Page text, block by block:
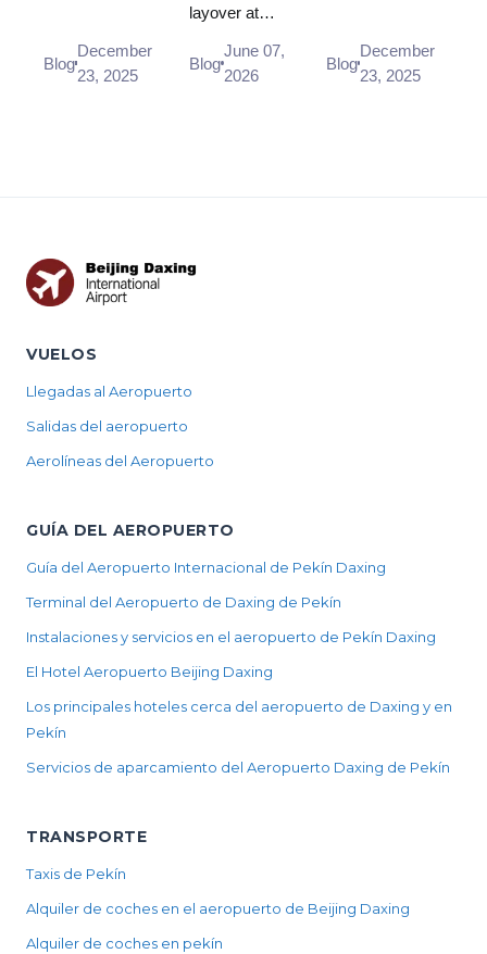
Stations
2026
Blog
December
23, 2025
Airport
(PKX):
Rest
layover at
Airport (PKX):
free rest
Blog
June 07,
2026
International
Relations
Blog
December
23, 2025
VUELOS
Llegadas al Aeropuerto
Salidas del aeropuerto
Aerolíneas del Aeropuerto
GUÍA DEL AEROPUERTO
Guía del Aeropuerto Internacional de Pekín Daxing
Terminal del Aeropuerto de Daxing de Pekín
Instalaciones y servicios en el aeropuerto de Pekín Daxing
El Hotel Aeropuerto Beijing Daxing
Los principales hoteles cerca del aeropuerto de Daxing y en
Pekín
Servicios de aparcamiento del Aeropuerto Daxing de Pekín
TRANSPORTE
Taxis de Pekín
Alquiler de coches en el aeropuerto de Beijing Daxing
Alquiler de coches en pekín